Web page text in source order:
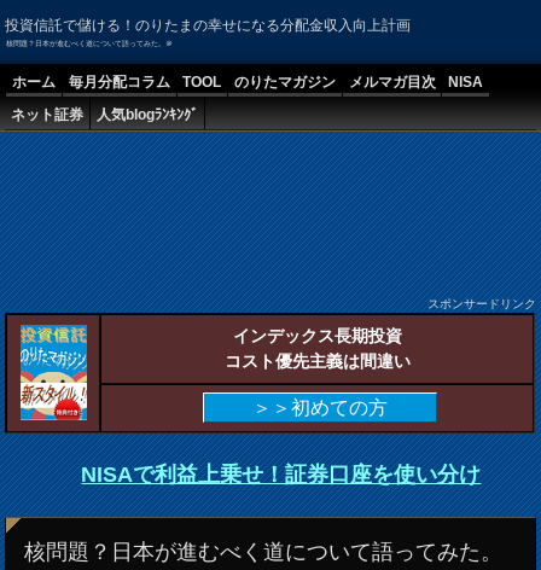
投資信託で儲ける！のりたまの幸せになる分配金収入向上計画
核問題？日本が進むべく道について語ってみた。＠
ホーム 毎月分配コラム TOOL のりたマガジン メルマガ目次
NISA
ネット証券
人気blogﾗﾝｷﾝｸﾞ
スポンサードリンク
インデックス長期投資
コスト優先主義は間違い
＞＞初めての方
NISAで利益上乗せ！証券口座を使い分け
核問題？日本が進むべく道について語ってみた。